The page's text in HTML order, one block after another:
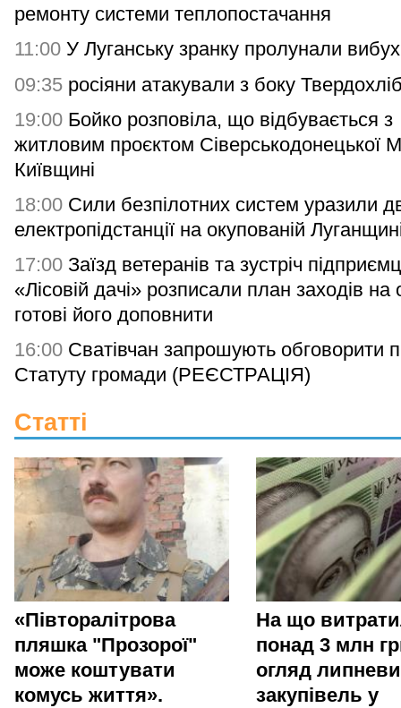
ремонту системи теплопостачання
11:00 У Луганську зранку пролунали
09:35 росіяни атакували з боку
19:00 Бойко розповіла, що відбувається з
житловим проєктом Сіверськодонецької
Київщині
18:00 Сили безпілотних систем уразили
електропідстанції на окупованій
17:00 Заїзд ветеранів та зустріч
«Лісовій дачі» розписали план заходів на
готові його доповнити
16:00 Сватівчан запрошують обговорити
Статуту громади (РЕЄСТРАЦІЯ)
Статті
«Півторалітрова
пляшка "Прозорої"
може коштувати
комусь життя».
На що
понад 3 млн
огляд
закупівель у